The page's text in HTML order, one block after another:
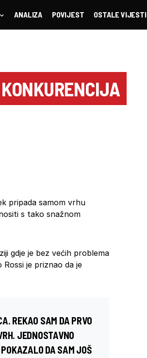
ANALIZA POVIJEST OSTALE VIJESTI
pripada samom vrhu
s tako snažnom
gdje je bez većih problema
je priznao da je
REKAO SAM DA PRVO
JEDNOSTAVNO
DA SAM JOŠ